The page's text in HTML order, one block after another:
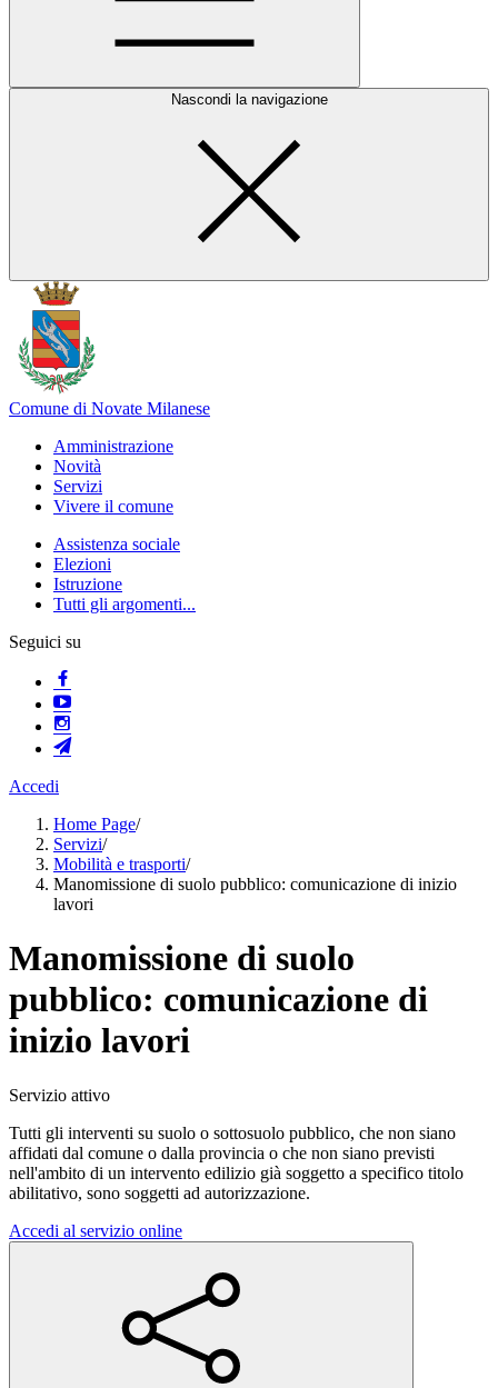
Nascondi la navigazione
Comune di Novate Milanese
Amministrazione
Novità
Servizi
Vivere il comune
Assistenza sociale
Elezioni
Istruzione
Tutti gli argomenti...
Seguici su
Accedi
Home Page/
Servizi/
Mobilità e trasporti/
Manomissione di suolo pubblico: comunicazione di inizio
lavori
Manomissione di suolo
pubblico: comunicazione di
inizio lavori
Servizio attivo
Tutti gli interventi su suolo o sottosuolo pubblico, che non siano
affidati dal comune o dalla provincia o che non siano previsti
nell'ambito di un intervento edilizio già soggetto a specifico titolo
abilitativo, sono soggetti ad autorizzazione.
Accedi al servizio online